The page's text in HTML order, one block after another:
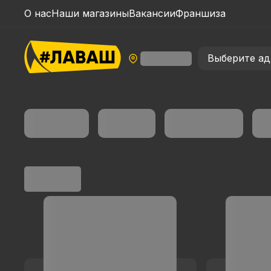
О насНаши магазиныВакансииФраншиза
Выберите